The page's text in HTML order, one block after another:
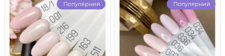
Популярний Популярний